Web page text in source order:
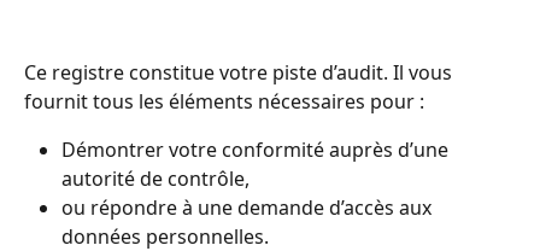
Ce registre constitue votre piste d’audit. Il vous
fournit tous les éléments nécessaires pour :
Démontrer votre conformité auprès d’une
autorité de contrôle,
ou répondre à une demande d’accès aux
données personnelles.